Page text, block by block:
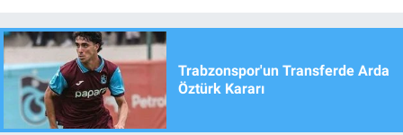
Trabzonspor'un Transferde Arda
Öztürk Kararı